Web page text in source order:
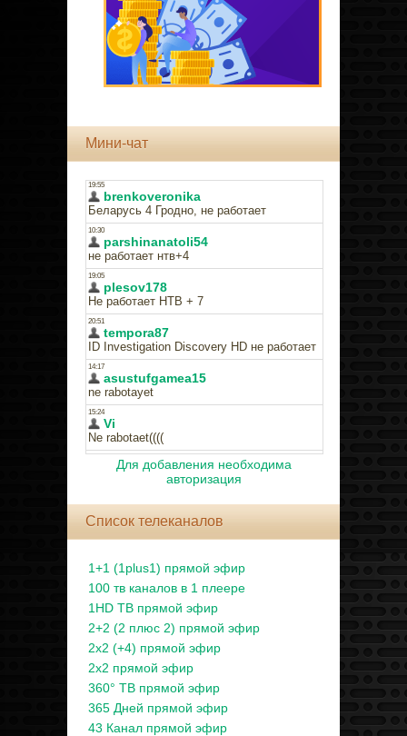
Мини-чат
Для добавления необходима
авторизация
Список телеканалов
1+1 (1plus1) прямой эфир
100 тв каналов в 1 плеере
1HD ТВ прямой эфир
2+2 (2 плюс 2) прямой эфир
2x2 (+4) прямой эфир
2x2 прямой эфир
360° ТВ прямой эфир
365 Дней прямой эфир
43 Канал прямой эфир